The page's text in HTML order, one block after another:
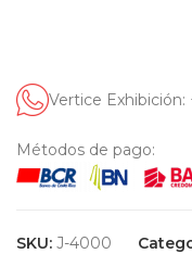
Vertice Exhibición:
Métodos de pago:
SKU: J-4000